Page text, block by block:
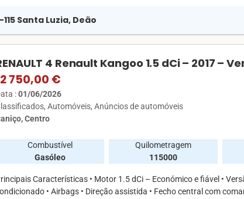
Santa Luzia, Deão
4 Renault Kangoo 1.5 dCi – 2017 –
750,00 €
:01/06/2026
Automóveis Anúncios de automóveis
Centro
Combustível
Gasóleo
Quilometragem
115000
Características • Motor 1.5 dCi – Económico e fiável •
• Airbags • Direção assistida • Fecho central com